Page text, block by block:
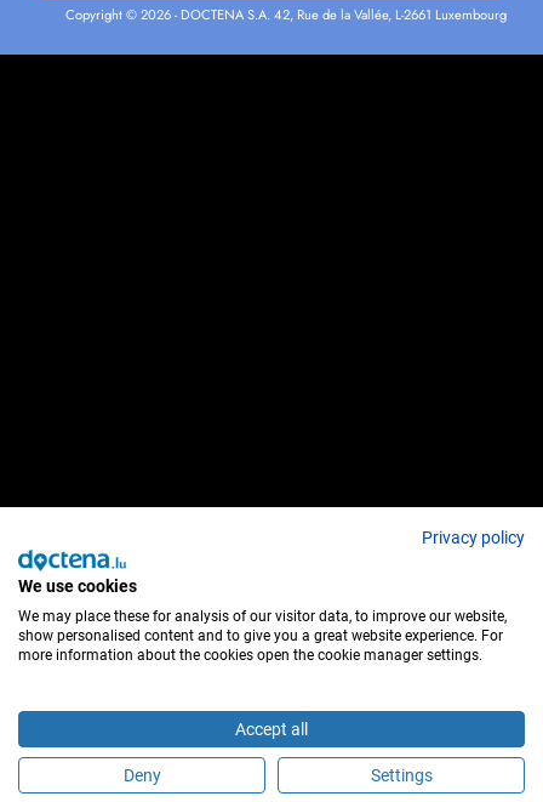
É este profissional de saúde?
Copyright © 2026 - DOCTENA S.A. 42, Rue de la Vallée, L-2661 Luxembourg
Privacy policy
We use cookies
We may place these for analysis of our visitor data, to improve our website,
show personalised content and to give you a great website experience. For
more information about the cookies open the cookie manager settings.
Accept all
Deny Settings